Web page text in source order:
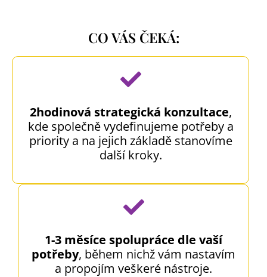
CO VÁS ČEKÁ:
2hodinová strategická konzultace,
kde společně vydefinujeme potřeby a
priority a na jejich základě stanovíme
další kroky.
1-3 měsíce spolupráce dle vaší
potřeby, během nichž vám nastavím
a propojím veškeré nástroje.